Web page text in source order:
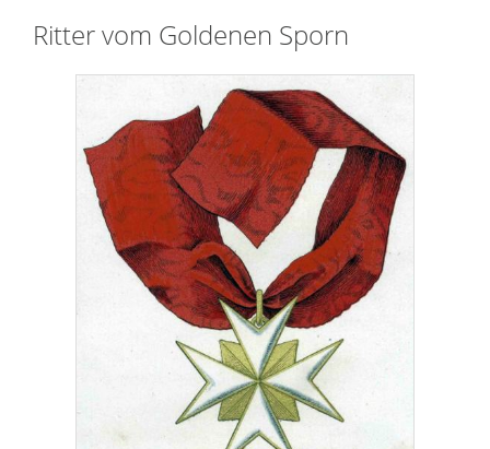
Ritter vom Goldenen Sporn